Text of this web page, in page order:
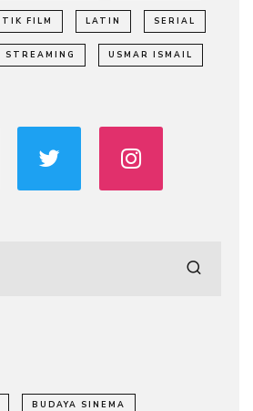
FILM LATIN SERIAL
STREAMING USMAR ISMAIL
BUDAYA SINEMA